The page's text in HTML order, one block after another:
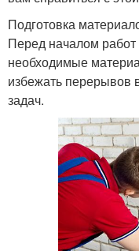
Подготовка
Перед началом работ
необходимые
избежать перерывов
задач.